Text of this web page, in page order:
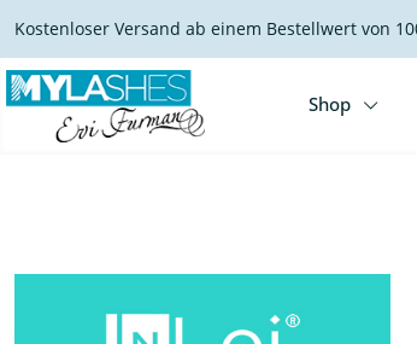
Kostenloser Versand ab einem Bestellwert von
Shop